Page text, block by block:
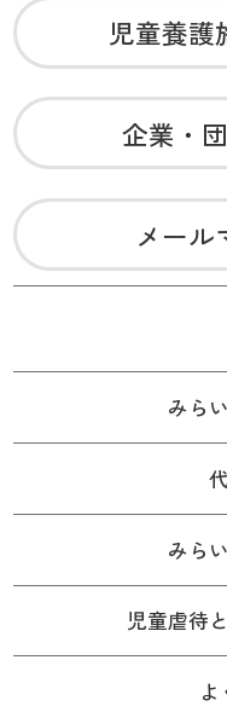
児童養護
企業・
メール
みら
みら
児童虐待